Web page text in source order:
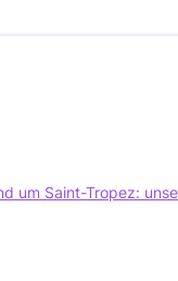
um Saint-Tropez: